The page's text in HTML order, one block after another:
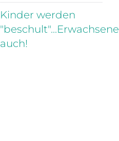
Kinder werden
"beschult"...Erwachsene
auch!